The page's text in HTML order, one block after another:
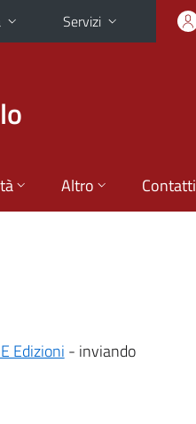
Servizi
Altro Contatti
Edizioni - inviando